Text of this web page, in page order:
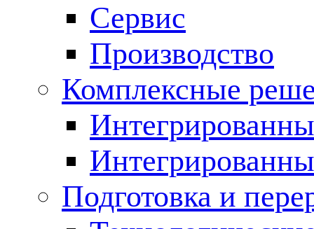
Сервис
Производство
Комплексные
Подготовка и